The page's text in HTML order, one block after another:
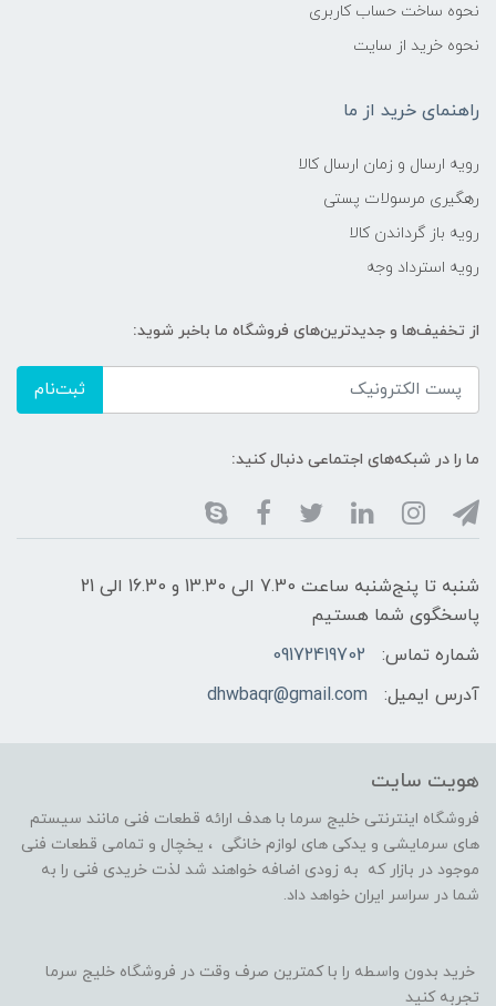
نحوه ساخت حساب کاربری
نحوه خرید از سایت
راهنمای خرید از ما
رویه ارسال و زمان ارسال کالا
رهگیری مرسولات پستی
رویه باز گرداندن کالا
رویه استرداد وجه
از تخفیف‌ها و جدیدترین‌های فروشگاه ما باخبر شوید:
ثبت‌نام
ما را در شبکه‌های اجتماعی دنبال کنید:
شنبه تا پنج‌شنبه ساعت 7.30 الی 13.30 و 16.30 الی 21
پاسخگوی شما هستیم
شماره تماس:
09172419702
آدرس ایمیل:
dhwbaqr@gmail.com
هویت سایت
فروشگاه اینترنتی خلیج سرما با هدف ارائه قطعات فنی مانند سیستم
های سرمایشی و یدکی های لوازم خانگی ، یخچال و تمامی قطعات فنی
موجود در بازار که به زودی اضافه خواهند شد لذت خریدی فنی را به
شما در سراسر ایران خواهد داد.
خرید بدون واسطه را با کمترین صرف وقت در فروشگاه خلیج سرما
تجربه کنید